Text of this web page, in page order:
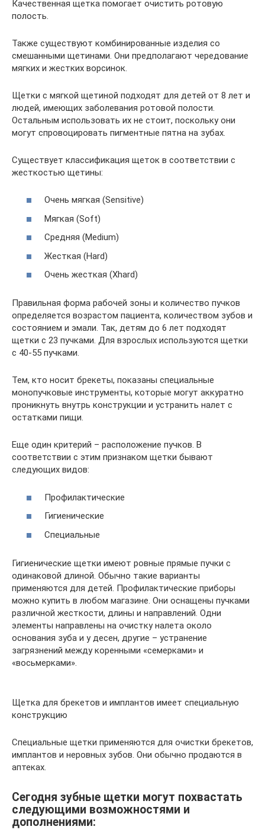
Качественная щетка помогает очистить ротовую
полость.
Также существуют комбинированные изделия со
смешанными щетинами. Они предполагают чередование
мягких и жестких ворсинок.
Щетки с мягкой щетиной подходят для детей от 8 лет и
людей, имеющих заболевания ротовой полости.
Остальным использовать их не стоит, поскольку они
могут спровоцировать пигментные пятна на зубах.
Существует классификация щеток в соответствии с
жесткостью щетины:
Очень мягкая (Sensitive)
Мягкая (Soft)
Средняя (Medium)
Жесткая (Hard)
Очень жесткая (Xhard)
Правильная форма рабочей зоны и количество пучков
определяется возрастом пациента, количеством зубов и
состоянием и эмали. Так, детям до 6 лет подходят
щетки с 23 пучками. Для взрослых используются щетки
с 40-55 пучками.
Тем, кто носит брекеты, показаны специальные
монопучковые инструменты, которые могут аккуратно
проникнуть внутрь конструкции и устранить налет с
остатками пищи.
Еще один критерий – расположение пучков. В
соответствии с этим признаком щетки бывают
следующих видов:
Профилактические
Гигиенические
Специальные
Гигиенические щетки имеют ровные прямые пучки с
одинаковой длиной. Обычно такие варианты
применяются для детей. Профилактические приборы
можно купить в любом магазине. Они оснащены пучками
различной жесткости, длины и направлений. Одни
элементы направлены на очистку налета около
основания зуба и у десен, другие – устранение
загрязнений между коренными «семерками» и
«восьмерками».
Щетка для брекетов и имплантов имеет специальную
конструкцию
Специальные щетки применяются для очистки брекетов,
имплантов и неровных зубов. Они обычно продаются в
аптеках.
Сегодня зубные щетки могут похвастать
следующими возможностями и
дополнениями: